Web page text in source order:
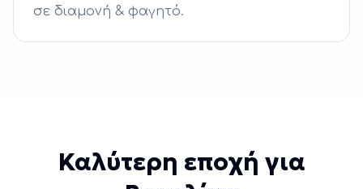
σε διαμονή & φαγητό.
Καλύτερη εποχή για